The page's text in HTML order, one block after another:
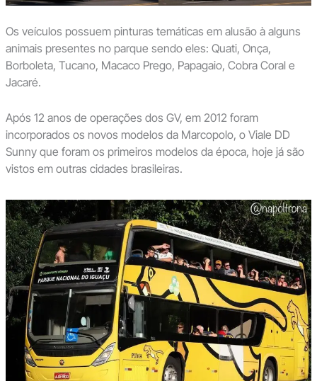
Os veículos possuem pinturas temáticas em alusão à alguns
animais presentes no parque sendo eles: Quati, Onça,
Borboleta, Tucano, Macaco Prego, Papagaio, Cobra Coral e
Jacaré.
Após 12 anos de operações dos GV, em 2012 foram
incorporados os novos modelos da Marcopolo, o Viale DD
Sunny que foram os primeiros modelos da época, hoje já são
vistos em outras cidades brasileiras.